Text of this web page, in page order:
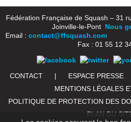
Fédération Française de Squash – 31
Joinville-le-Pont Nous
Email : contact@ffsquash.com
Fax : 01 55 12
CONTACT | ESPACE PRESSE
MENTIONS LÉGALES
POLITIQUE DE PROTECTION DES
PLAN DU